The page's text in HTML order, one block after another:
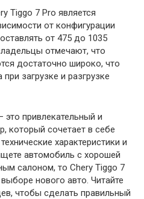
Tiggo 7 Pro является
от конфигурации
от 475 до 1035
отмечают, что
достаточно широко, что
загрузке и разгрузке
привлекательный и
который сочетает в себе
характеристики и
автомобиль с хорошей
салоном, то Chery Tiggo 7
нового авто. Читайте
чтобы сделать правильный